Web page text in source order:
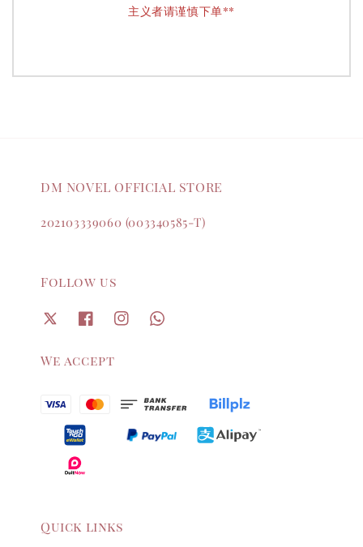
主义者请谨慎下单**
DM NOVEL OFFICIAL STORE
202103339060 (003340585-T)
Follow us
We accept
Quick links